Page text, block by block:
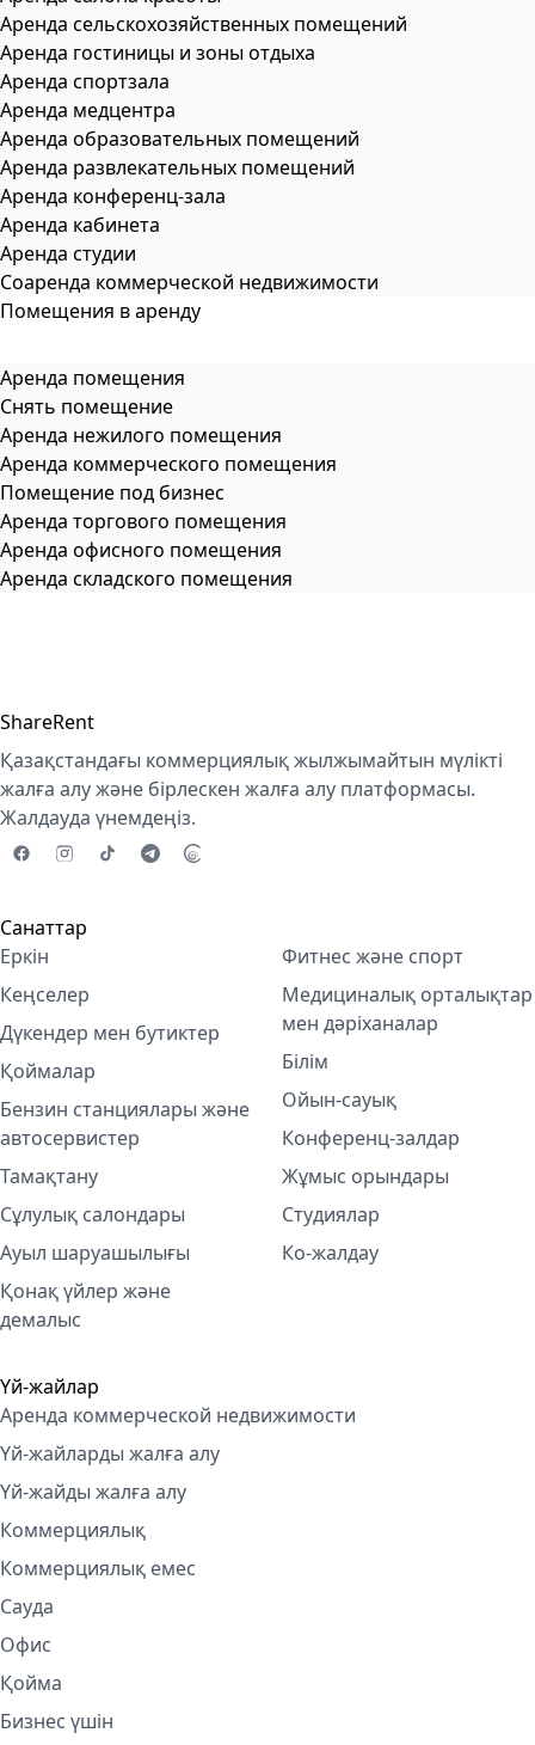
Аренда сельскохозяйственных помещений
Аренда гостиницы и зоны отдыха
Аренда спортзала
Аренда медцентра
Аренда образовательных помещений
Аренда развлекательных помещений
Аренда конференц-зала
Аренда кабинета
Аренда студии
Соаренда коммерческой недвижимости
Помещения в аренду
Аренда помещения
Снять помещение
Аренда нежилого помещения
Аренда коммерческого помещения
Помещение под бизнес
Аренда торгового помещения
Аренда офисного помещения
Аренда складского помещения
ShareRent
Қазақстандағы коммерциялық жылжымайтын мүлікті
жалға алу және бірлескен жалға алу платформасы.
Жалдауда үнемдеңіз.
Санаттар
Еркін
Кеңселер
Дүкендер мен бутиктер
Қоймалар
Бензин станциялары және
автосервистер
Тамақтану
Сұлулық салондары
Ауыл шаруашылығы
Қонақ үйлер және
демалыс
Фитнес және спорт
Медициналық орталықтар
мен дәріханалар
Білім
Ойын-сауық
Конференц-залдар
Жұмыс орындары
Студиялар
Ко-жалдау
Үй-жайлар
Аренда коммерческой недвижимости
Үй-жайларды жалға алу
Үй-жайды жалға алу
Коммерциялық
Коммерциялық емес
Сауда
Офис
Қойма
Бизнес үшін